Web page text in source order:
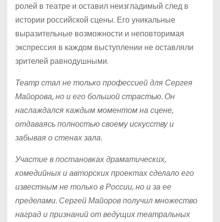
ролей в театре и оставил неизгладимый след в
истории российской сцены. Его уникальные
выразительные возможности и неповторимая
экспрессия в каждом выступлении не оставляли
зрителей равнодушными.
Театр стал не только профессией для Сергея
Майорова, но и его большой страстью. Он
наслаждался каждым моментом на сцене,
отдаваясь полностью своему искусству и
забывая о стенах зала.
Участие в постановках драматических,
комедийных и авторских проектах сделало его
известным не только в России, но и за ее
пределами. Сергей Майоров получил множество
наград и признаний от ведущих театральных